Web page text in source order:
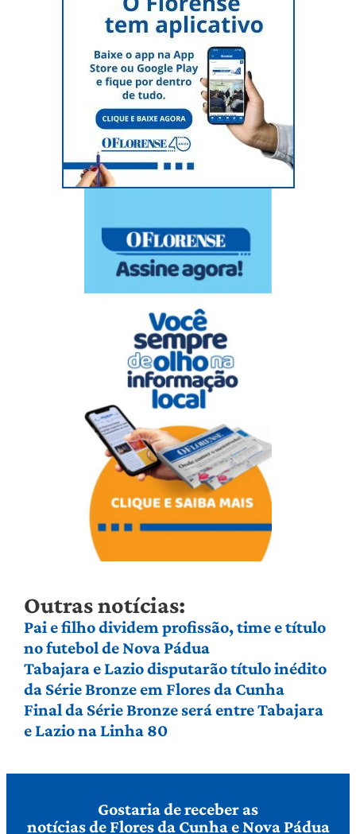
Outras notícias:
Pai e filho dividem profissão, time e título
no futebol de Nova Pádua
Tabajara e Lazio disputarão título inédito
da Série Bronze em Flores da Cunha
Final da Série Bronze será entre Tabajara
e Lazio na Linha 80
Gostaria de receber as
notícias de Flores da Cunha e Nova Pádua